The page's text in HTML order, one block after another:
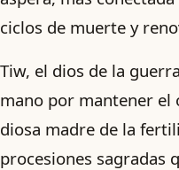
ciclos de muerte y
Tiw, el dios de la
mano por mantener el
diosa madre de la
procesiones sagradas